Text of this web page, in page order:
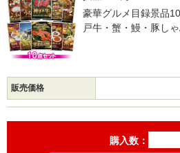
豪華グルメ目録景品
戸牛・蟹・鰻・豚し
販売価格
購入数：